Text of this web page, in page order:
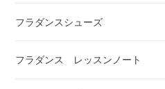
フラダンスシューズ
フラダンス レッスンノート